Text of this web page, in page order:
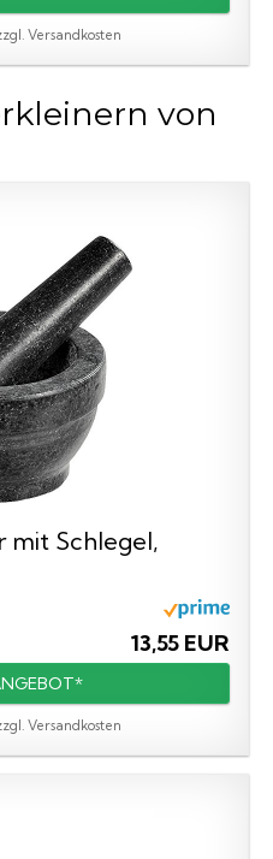
Versandkosten
von
mit Schlegel,
13,55 EUR
Versandkosten